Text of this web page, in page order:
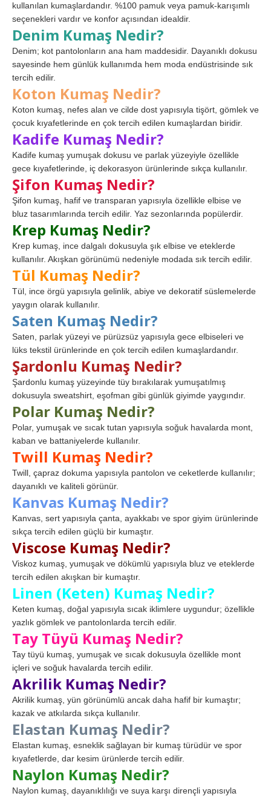
kullanılan kumaşlardandır. %100 pamuk veya pamuk-karışımlı
seçenekleri vardır ve konfor açısından idealdir.
Denim Kumaş Nedir?
Denim; kot pantolonların ana ham maddesidir. Dayanıklı dokusu
sayesinde hem günlük kullanımda hem moda endüstrisinde sık
tercih edilir.
Koton Kumaş Nedir?
Koton kumaş, nefes alan ve cilde dost yapısıyla tişört, gömlek ve
çocuk kıyafetlerinde en çok tercih edilen kumaşlardan biridir.
Kadife Kumaş Nedir?
Kadife kumaş yumuşak dokusu ve parlak yüzeyiyle özellikle
gece kıyafetlerinde, iç dekorasyon ürünlerinde sıkça kullanılır.
Şifon Kumaş Nedir?
Şifon kumaş, hafif ve transparan yapısıyla özellikle elbise ve
bluz tasarımlarında tercih edilir. Yaz sezonlarında popülerdir.
Krep Kumaş Nedir?
Krep kumaş, ince dalgalı dokusuyla şık elbise ve eteklerde
kullanılır. Akışkan görünümü nedeniyle modada sık tercih edilir.
Tül Kumaş Nedir?
Tül, ince örgü yapısıyla gelinlik, abiye ve dekoratif süslemelerde
yaygın olarak kullanılır.
Saten Kumaş Nedir?
Saten, parlak yüzeyi ve pürüzsüz yapısıyla gece elbiseleri ve
lüks tekstil ürünlerinde en çok tercih edilen kumaşlardandır.
Şardonlu Kumaş Nedir?
Şardonlu kumaş yüzeyinde tüy bırakılarak yumuşatılmış
dokusuyla sweatshirt, eşofman gibi günlük giyimde yaygındır.
Polar Kumaş Nedir?
Polar, yumuşak ve sıcak tutan yapısıyla soğuk havalarda mont,
kaban ve battaniyelerde kullanılır.
Twill Kumaş Nedir?
Twill, çapraz dokuma yapısıyla pantolon ve ceketlerde kullanılır;
dayanıklı ve kaliteli görünür.
Kanvas Kumaş Nedir?
Kanvas, sert yapısıyla çanta, ayakkabı ve spor giyim ürünlerinde
sıkça tercih edilen güçlü bir kumaştır.
Viscose Kumaş Nedir?
Viskoz kumaş, yumuşak ve dökümlü yapısıyla bluz ve eteklerde
tercih edilen akışkan bir kumaştır.
Linen (Keten) Kumaş Nedir?
Keten kumaş, doğal yapısıyla sıcak iklimlere uygundur; özellikle
yazlık gömlek ve pantolonlarda tercih edilir.
Tay Tüyü Kumaş Nedir?
Tay tüyü kumaş, yumuşak ve sıcak dokusuyla özellikle mont
içleri ve soğuk havalarda tercih edilir.
Akrilik Kumaş Nedir?
Akrilik kumaş, yün görünümlü ancak daha hafif bir kumaştır;
kazak ve atkılarda sıkça kullanılır.
Elastan Kumaş Nedir?
Elastan kumaş, esneklik sağlayan bir kumaş türüdür ve spor
kıyafetlerde, dar kesim ürünlerde tercih edilir.
Naylon Kumaş Nedir?
Naylon kumaş, dayanıklılığı ve suya karşı dirençli yapısıyla